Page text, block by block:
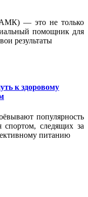
— это не только
помощник для
результаты
к здоровому
популярность
следящих за
питанию